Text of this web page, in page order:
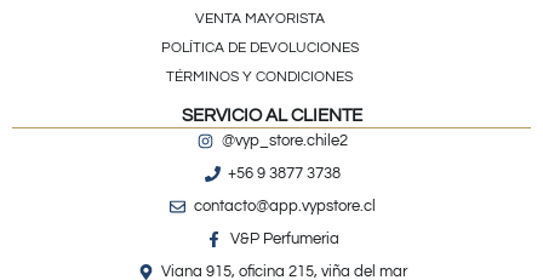
VENTA MAYORISTA
POLÍTICA DE DEVOLUCIONES
TÉRMINOS Y CONDICIONES
SERVICIO AL CLIENTE
@vyp_store.chile2
+56 9 3877 3738
contacto@app.vypstore.cl
V&P Perfumeria
Viana 915, oficina 215, viña del mar